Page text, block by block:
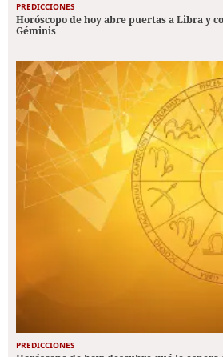
PREDICCIONES
Horóscopo de hoy abre puertas a Libra y
Géminis
PREDICCIONES